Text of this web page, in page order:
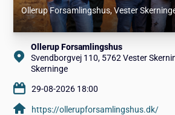
Ollerup Forsamlingshus, Vester
Ollerup Forsamlingshus
Svendborgvej 110, 5762 Vester
Skerninge
29-08-2026 18:00
https://ollerupforsamlingshus.dk/